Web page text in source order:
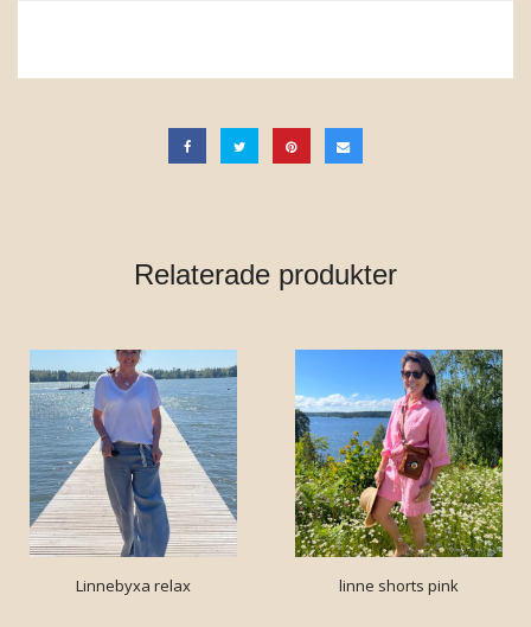
Relaterade produkter
Linnebyxa relax linne shorts pink